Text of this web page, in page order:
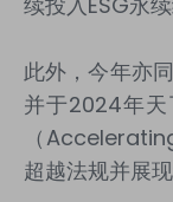
此外，今年亦
并于2024年天
（
超越法规并展现